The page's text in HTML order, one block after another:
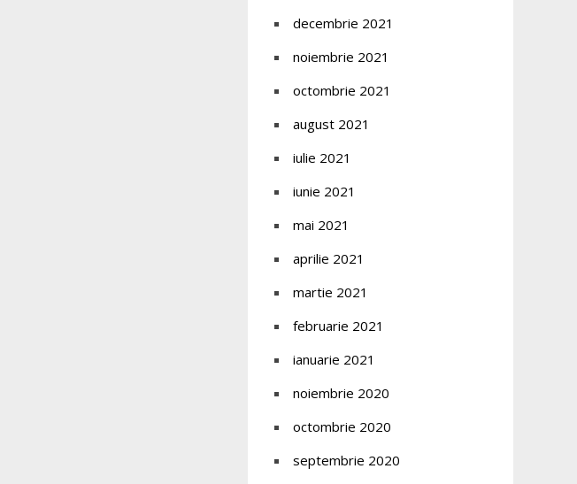
decembrie 2021
noiembrie 2021
octombrie 2021
august 2021
iulie 2021
iunie 2021
mai 2021
aprilie 2021
martie 2021
februarie 2021
ianuarie 2021
noiembrie 2020
octombrie 2020
septembrie 2020